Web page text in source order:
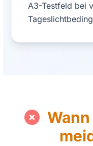
A3-Testfeld bei